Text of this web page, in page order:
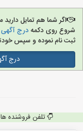
اگر شما هم تمایل
شروع روی دکمهدرج آگهی
ثبت نام نموده و سپس
درج
تلفن فروشنده